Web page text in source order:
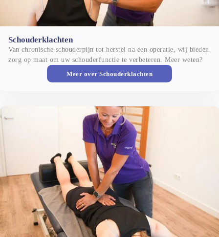
Schouderklachten
Van chronische schouderpijn tot herstel na een operatie, wij bieden
zorg op maat om uw schouderfunctie te verbeteren. Meer weten?
Meer over Schouderklachten
Rugklachten